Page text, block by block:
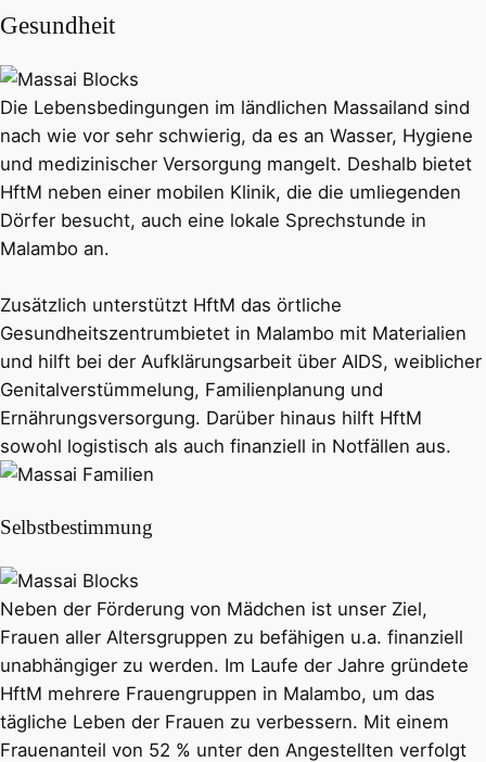
Gesundheit
Die Lebensbedingungen im ländlichen Massailand sind
nach wie vor sehr schwierig, da es an Wasser, Hygiene
und medizinischer Versorgung mangelt. Deshalb bietet
HftM neben einer mobilen Klinik, die die umliegenden
Dörfer besucht, auch eine lokale Sprechstunde in
Malambo an.
Zusätzlich unterstützt HftM das örtliche
Gesundheitszentrumbietet in Malambo mit Materialien
und hilft bei der Aufklärungsarbeit über AIDS, weiblicher
Genitalverstümmelung, Familienplanung und
Ernährungsversorgung. Darüber hinaus hilft HftM
sowohl logistisch als auch finanziell in Notfällen aus.
Selbstbestimmung
Neben der Förderung von Mädchen ist unser Ziel,
Frauen aller Altersgruppen zu befähigen u.a. finanziell
unabhängiger zu werden. Im Laufe der Jahre gründete
HftM mehrere Frauengruppen in Malambo, um das
tägliche Leben der Frauen zu verbessern. Mit einem
Frauenanteil von 52 % unter den Angestellten verfolgt